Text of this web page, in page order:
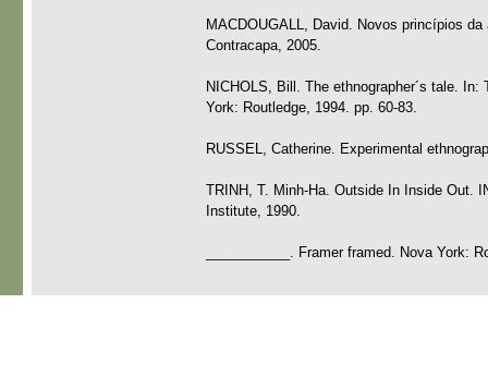
MACDOUGALL, David. Novos princípios
Contracapa, 2005.
NICHOLS, Bill. The ethnographer´s tale.
York: Routledge, 1994. pp. 60-83.
RUSSEL, Catherine. Experimental
TRINH, T. Minh-Ha. Outside In Inside Out.
Institute, 1990.
___________. Framer framed. Nova York: